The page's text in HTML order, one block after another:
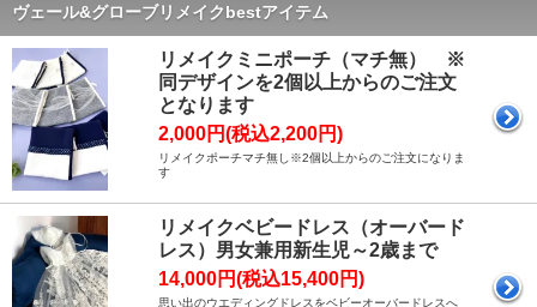
ヴェール&グローブリメイクbestアイテム
リメイクミニポーチ（マチ無） ※
同デザインを2個以上からのご注文
となります
2,000円(税込2,200円)
リメイクポーチマチ無し ※2個以上からのご注文になりま
す
リメイクベビードレス（オーバード
レス）男女兼用新生児～2歳まで
14,000円(税込15,400円)
思い出のウエディングドレスをベビーオーバードレスへ